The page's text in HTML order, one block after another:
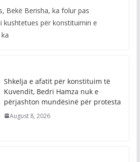
Bekë Berisha, ka folur pas
kushtetues për konstituimin e
Shkelja e afatit për konstituim të
Kuvendit, Bedri Hamza nuk e
përjashton mundësinë për protesta
August 8, 2026